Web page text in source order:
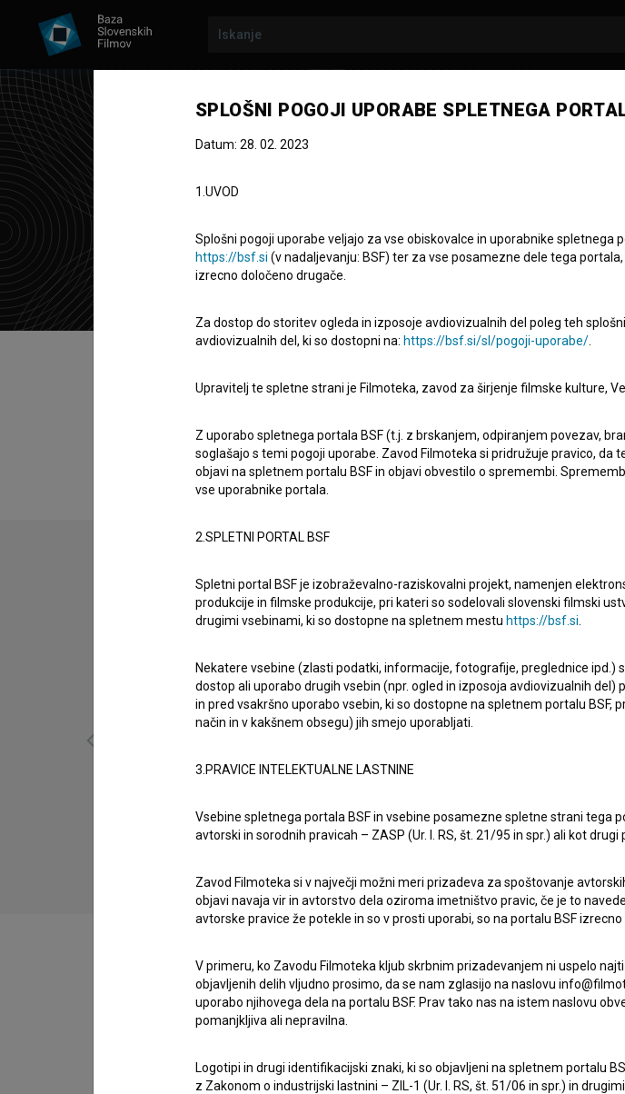
Kaja Skrbinšek je avtorica glasbe. Najodmevnejši projekt, pri katerem je
Risk (2018)
drama
Tujca
Filmografija (4)
Glasba (2)
SPLOŠNI POGOJI UPORABE SPLETNEGA
Datum: 28. 02. 2023
1.UVOD
Splošni pogoji uporabe veljajo za vse obiskovalce in uporabnike spletnega
https://bsf.si (v nadaljevanju: BSF) ter za vse posamezne dele tega
izrecno določeno drugače.
Za dostop do storitev ogleda in izposoje avdiovizualnih del poleg teh
avdiovizualnih del, ki so dostopni na: https://bsf.si/sl/pogoji-uporabe/
Upravitelj te spletne strani je Filmoteka, zavod za širjenje filmske kulture,
Z uporabo spletnega portala BSF (t.j. z brskanjem, odpiranjem povezav,
soglašajo s temi pogoji uporabe. Zavod Filmoteka si pridružuje pravico,
objavi na spletnem portalu BSF in objavi obvestilo o spremembi.
vse uporabnike portala.
2.SPLETNI PORTAL BSF
Spletni portal BSF je izobraževalno-raziskovalni projekt, namenjen
produkcije in filmske produkcije, pri kateri so sodelovali slovenski filmski
drugimi vsebinami, ki so dostopne na spletnem mestu https://bsf.si
Nekatere vsebine (zlasti podatki, informacije, fotografije, preglednice
dostop ali uporabo drugih vsebin (npr. ogled in izposoja avdiovizualnih
in pred vsakršno uporabo vsebin, ki so dostopne na spletnem portalu
način in v kakšnem obsegu) jih smejo uporabljati.
3.PRAVICE INTELEKTUALNE LASTNINE
Vsebine spletnega portala BSF in vsebine posamezne spletne strani tega
avtorski in sorodnih pravicah – ZASP (Ur. l. RS, št. 21/95 in spr.) ali kot
Zavod Filmoteka si v največji možni meri prizadeva za spoštovanje
objavi navaja vir in avtorstvo dela oziroma imetništvo pravic, če je to
avtorske pravice že potekle in so v prosti uporabi, so na portalu BSF izrecno
V primeru, ko Zavodu Filmoteka kljub skrbnim prizadevanjem ni uspelo
objavljenih delih vljudno prosimo, da se nam zglasijo na naslovu
uporabo njihovega dela na portalu BSF. Prav tako nas na istem naslovu
pomanjkljiva ali nepravilna.
Logotipi in drugi identifikacijski znaki, ki so objavljeni na spletnem portalu
z Zakonom o industrijski lastnini – ZIL-1 (Ur. l. RS, št. 51/06 in spr.) in